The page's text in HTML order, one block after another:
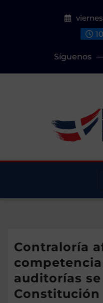
Síguenos
Contraloría
auditorías
Constitución